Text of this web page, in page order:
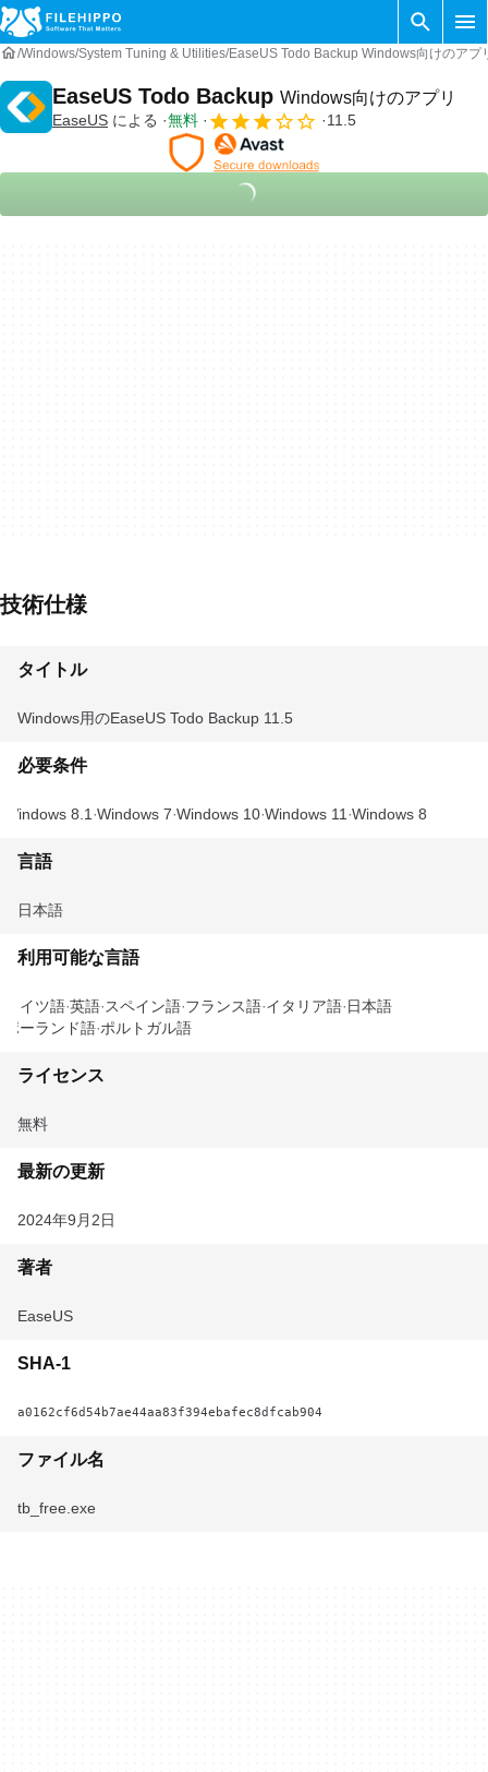
Windows System Tuning & Utilities EaseUS Todo Backup Windows向けのアプ
EaseUS Todo Backup Windows向けのアプリ
EaseUS による 無料 11.5
技術仕様
タイトル
Windows用のEaseUS Todo Backup 11.5
必要条件
Windows 8.1 Windows 7 Windows 10 Windows 11 Windows 8
言語
日本語
利用可能な言語
ドイツ語 英語 スペイン語 フランス語 イタリア語 日本語
ポーランド語 ポルトガル語
ライセンス
無料
最新の更新
2024年9月2日
著者
EaseUS
SHA-1
a0162cf6d54b7ae44aa83f394ebafec8dfcab904
ファイル名
tb_free.exe